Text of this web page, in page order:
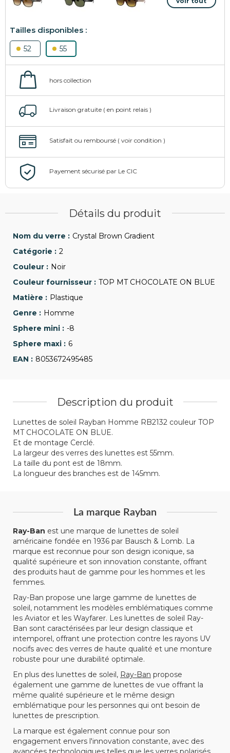
52 55
Détails du produit
Crystal Brown Gradient
2
Noir
TOP MT CHOCOLATE ON BLUE
Plastique
Homme
-8
6
8053672495485
Description du produit
Lunettes de soleil Rayban Homme RB2132 couleur TOP
MT CHOCOLATE ON BLUE.
Et de montage Cerclé.
La largeur des verres des lunettes est 55mm.
La taille du pont est de 18mm.
La longueur des branches est de 145mm.
La marque Rayban
Ray-Ban est une marque de lunettes de soleil
américaine fondée en 1936 par Bausch & Lomb. La
marque est reconnue pour son design iconique, sa
qualité supérieure et son innovation constante, offrant
des produits haut de gamme pour les hommes et les
femmes.
Ray-Ban propose une large gamme de lunettes de
soleil, notamment les modèles emblématiques comme
les Aviator et les Wayfarer. Les lunettes de soleil Ray-
Ban sont caractérisées par leur design classique et
intemporel, offrant une protection contre les rayons UV
nocifs avec des verres de haute qualité et une monture
robuste pour une durabilité optimale.
En plus des lunettes de soleil, Ray-Ban propose
également une gamme de lunettes de vue offrant la
même qualité supérieure et le même design
emblématique pour les personnes qui ont besoin de
lunettes de prescription.
La marque est également connue pour son
engagement envers l'innovation constante, avec des